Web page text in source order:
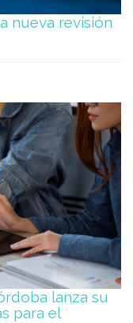
nueva revisión
lanza su
para el